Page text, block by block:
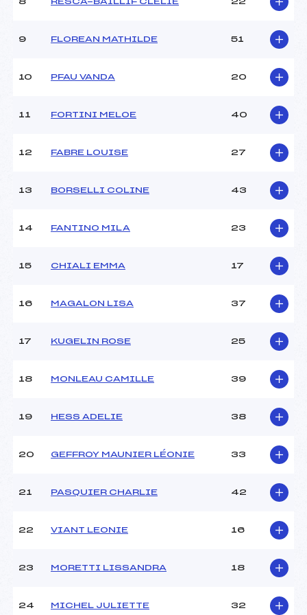
Ouvreurs D :
Météo :
Nombre de portes :
Traceur :
FIORUCCI MAEL ()
Ouvreurs C :
Ouvreurs E :
Pénalité appliquée :
8 RESCA-BAILLIF CLELIE 22
9 FLOREAN MATHILDE 51
10 PFAU VANDA 20
11 FORTINI MELOE 40
12 FABRE LOUISE 27
13 BORSELLI COLINE 43
14 FANTINO MILA 23
15 CHIALI EMMA 17
16 MAGALON LISA 37
17 KUGELIN ROSE 25
18 MONLEAU CAMILLE 39
19 HESS ADELIE 38
20 GEFFROY MAUNIER LÉONIE 33
21 PASQUIER CHARLIE 42
22 VIANT LEONIE 16
23 MORETTI LISSANDRA 18
24 MICHEL JULIETTE 32